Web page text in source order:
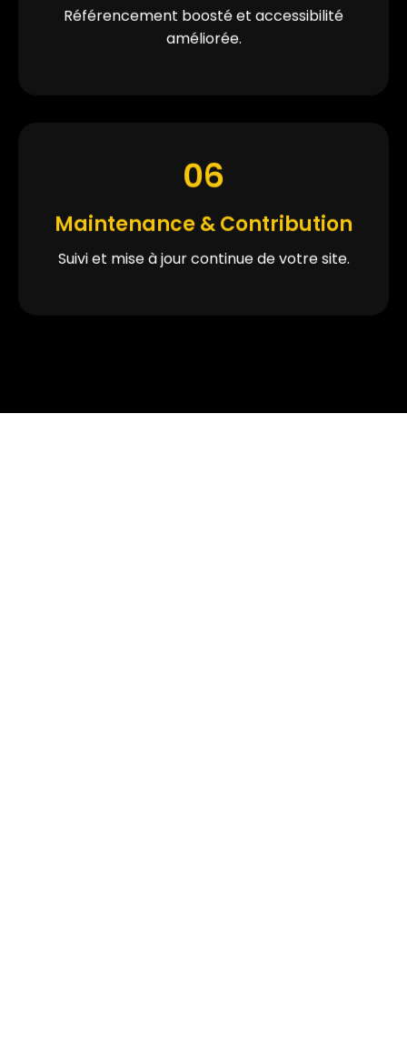
Référencement boosté et accessibilité
améliorée.
06
Maintenance & Contribution
Suivi et mise à jour continue de votre site.